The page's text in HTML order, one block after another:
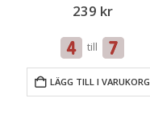
239 kr
till
LÄGG TILL I VARUKORG